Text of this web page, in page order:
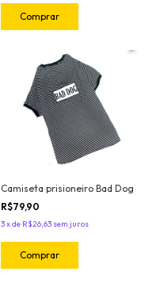
Comprar
Camiseta prisioneiro Bad Dog
R$79,90
3xde R$26,63 sem juros
Comprar